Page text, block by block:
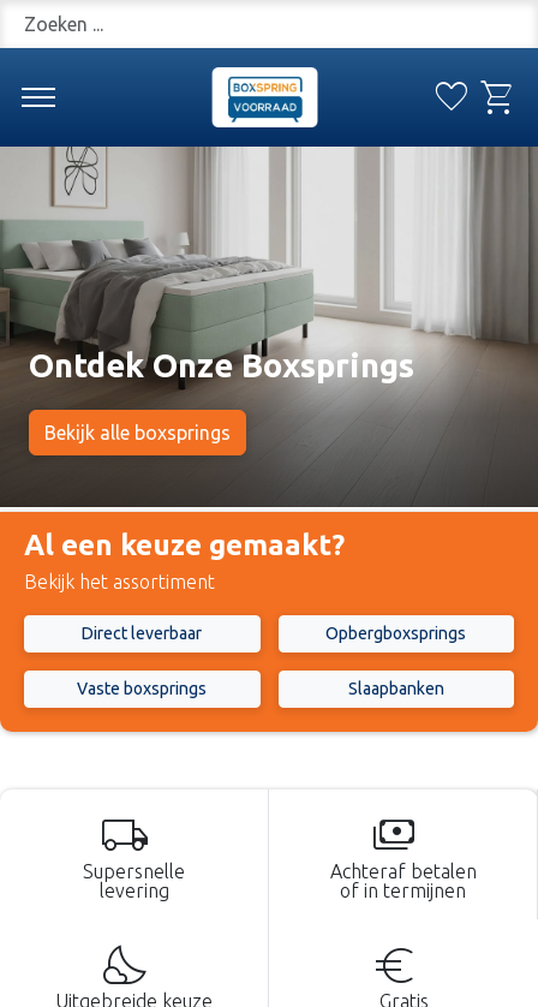
Zoeken
favorite shopping_cart
Hero slideshow items
Ontdek Onze Boxsprings
Bekijk alle boxsprings
Al een keuze gemaakt?
Bekijk het assortiment
Direct leverbaar Opbergboxsprings
Vaste boxsprings Slaapbanken
local_shipping
Supersnelle
levering
payments
Achteraf betalen
of in termijnen
partly_cloudy_night
Uitgebreide keuze
euro
Gratis